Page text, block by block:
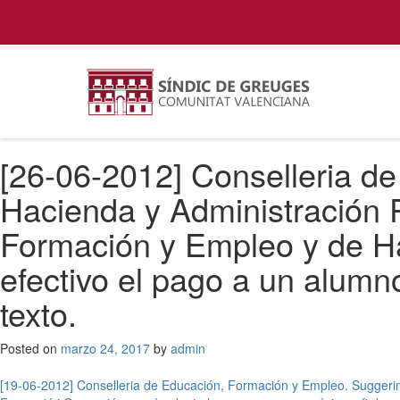
[26-06-2012] Conselleria
Hacienda y Administración
Formación y Empleo y de
efectivo el pago a un
texto.
Posted on marzo 24, 2017 by admin
Navegación
[19-06-2012] Conselleria de Educación, Formación y Empleo.